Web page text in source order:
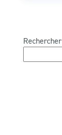
Rechercher